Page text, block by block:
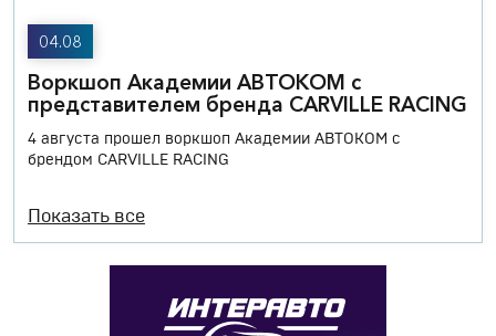
04.08
Воркшоп Академии АВТОКОМ с
представителем бренда CARVILLE RACING
4 августа прошел воркшоп Академии АВТОКОМ с
брендом CARVILLE RACING
Показать все